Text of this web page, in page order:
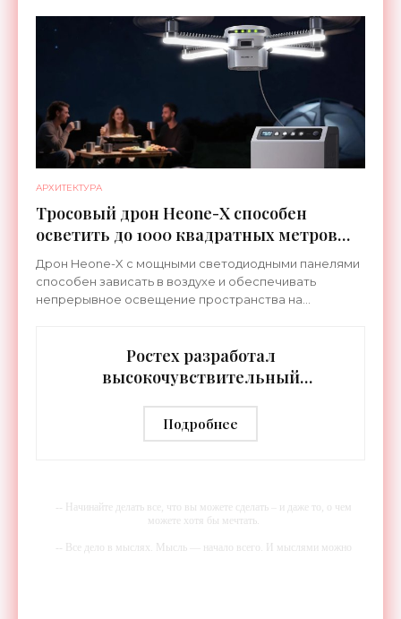
АРХИТЕКТУРА
Тросовый дрон Heone-X способен
осветить до 1000 квадратных метров
земли - «Беспилотники»
Дрон Heone-X с мощными светодиодными панелями
способен зависать в воздухе и обеспечивать
непрерывное освещение пространства на
Ростех разработал
высокочувствительный
дальностью распознавания до 2 км
- «Гаджеты»
Подробнее
-- Начинайте делать все, что вы можете сделать – и даже то, о чем
можете хотя бы мечтать.
-- Все дело в мыслях. Мысль — начало всего. И мыслями можно